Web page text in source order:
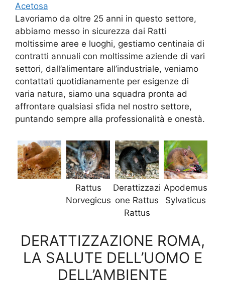
Acetosa
Lavoriamo da oltre 25 anni in questo settore,
abbiamo messo in sicurezza dai Ratti
moltissime aree e luoghi, gestiamo centinaia di
contratti annuali con moltissime aziende di vari
settori, dall’alimentare all’industriale, veniamo
contattati quotidianamente per esigenze di
varia natura, siamo una squadra pronta ad
affrontare qualsiasi sfida nel nostro settore,
puntando sempre alla professionalità e onestà.
Rattus
Norvegicus
Derattizzazi
one Rattus
Rattus
Apodemus
Sylvaticus
DERATTIZZAZIONE ROMA,
LA SALUTE DELL’UOMO E
DELL’AMBIENTE